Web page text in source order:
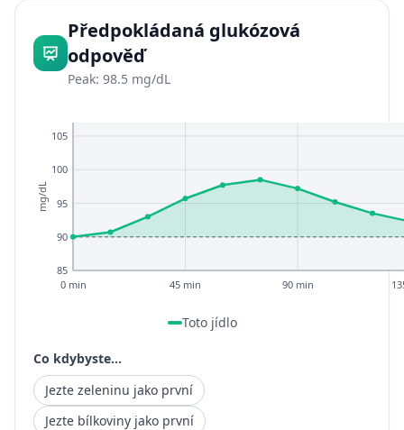
Předpokládaná glukózová
odpověď
Peak: 98.5 mg/dL
85
90
95
100
105
0 min 45 min 90 min
mg/dL
Toto jídlo
Co kdybyste...
Jezte zeleninu jako první
Jezte bílkoviny jako první